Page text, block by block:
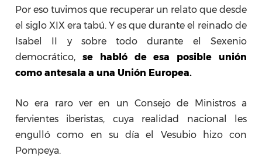
Por eso tuvimos que recuperar un relato que desde
el siglo XIX era tabú. Y es que durante el reinado de
Isabel II y sobre todo durante el Sexenio
democrático, se habló de esa posible unión
como antesala a una Unión Europea.
No era raro ver en un Consejo de Ministros a
fervientes iberistas, cuya realidad nacional les
engulló como en su día el Vesubio hizo con
Pompeya.